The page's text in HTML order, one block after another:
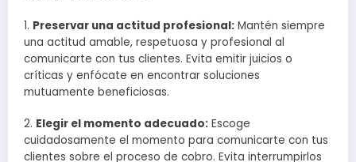
1. Preservar una actitud profesional: Mantén siempre
una actitud amable, respetuosa y profesional al
comunicarte con tus clientes. Evita emitir juicios o
críticas y enfócate en encontrar soluciones
mutuamente beneficiosas.
2. Elegir el momento adecuado: Escoge
cuidadosamente el momento para comunicarte con tus
clientes sobre el proceso de cobro. Evita interrumpirlos